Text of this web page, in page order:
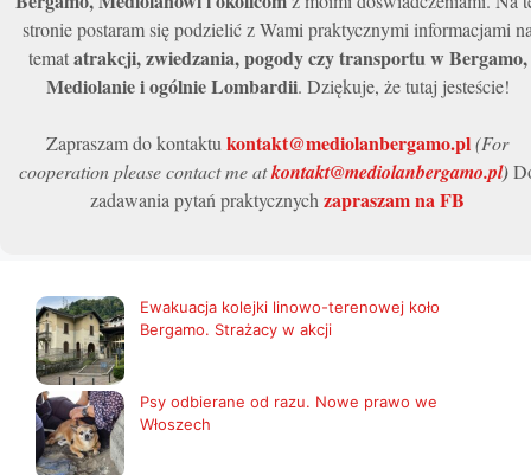
stronie postaram się podzielić z Wami praktycznymi informacjami
tematatrakcji, zwiedzania, pogody czy transportu w Bergamo,
Mediolanie i ogólnie Lombardii. Dziękuje, że tutaj jesteście!
Zapraszam do kontaktu kontakt@mediolanbergamo.pl(For
cooperation please contact me atkontakt@mediolanbergamo.pl)
zadawania pytań praktycznych zapraszam na FB
Ewakuacja kolejki linowo-terenowej koło
Bergamo. Strażacy w akcji
Psy odbierane od razu. Nowe prawo we
Włoszech